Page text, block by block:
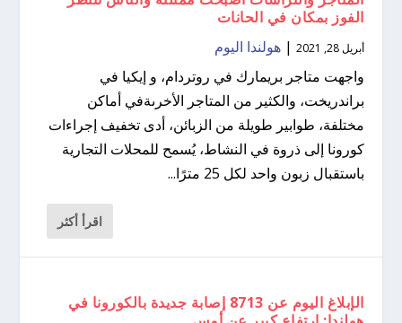
الفوز بمكان في الحانات
أبريل 28, 2021 |هولندا اليوم
واجهت متاجر بريمارك في روتردام، و إيكيا في
براندريخت، والكثير من المتاجر الأخرىةفي أماكن
مختلفة، طوابير طويلة من الزبائن، أدى تخفيف إجراءات
كورونا إلى ذروة في النشاط، يُسمح للمحلات التجارية
باستقبال زبون واحد لكل 25 مترًا...
اقرأ أكثر
الإبلاغ اليوم عن 8713 إصابة جديدة بالكورونا في